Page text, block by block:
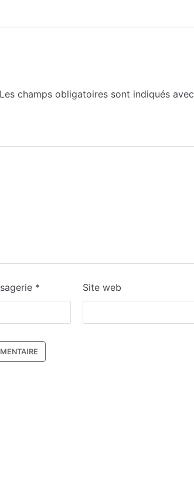
Les champs obligatoires sont indiqués avec
* Site web